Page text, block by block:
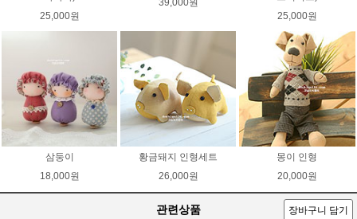
25,000원
39,000원
25,000원
삼둥이
18,000원
황금돼지 인형세트
26,000원
몽이 인형
20,000원
관련상품 장바구니 담기